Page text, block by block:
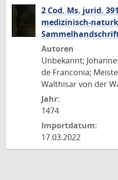
2 Cod. Ms. jurid.
medizinisch-
Autoren
Unbekannt;
de Franconia;
Walthisar von der
Jahr:
1474
Importdatum:
17.03.2022